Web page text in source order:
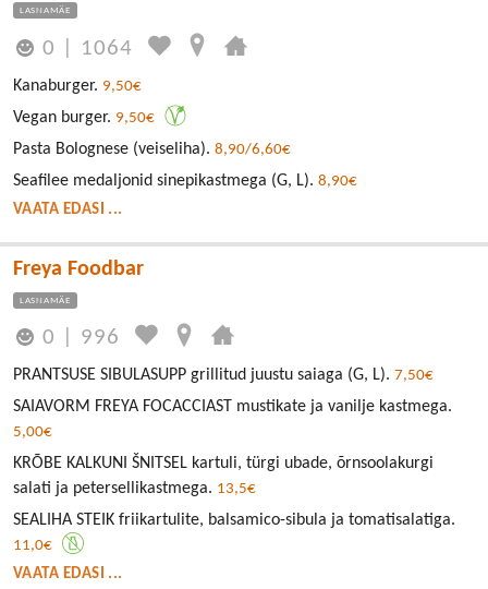
LASNAMÄE
0 1064
Kanaburger. 9,50€
Vegan burger. 9,50€
Pasta Bolognese (veiseliha). 8,90/6,60€
Seafilee medaljonid sinepikastmega (G, L). 8,90€
VAATA EDASI ...
Freya Foodbar
LASNAMÄE
0 996
PRANTSUSE SIBULASUPP grillitud juustu saiaga (G, L). 7,50€
SAIAVORM FREYA FOCACCIAST mustikate ja vanilje kastmega.
5,00€
KRÕBE KALKUNI ŠNITSEL kartuli, türgi ubade, õrnsoolakurgi
salati ja petersellikastmega. 13,5€
SEALIHA STEIK friikartulite, balsamico-sibula ja tomatisalatiga.
11,0€
VAATA EDASI ...